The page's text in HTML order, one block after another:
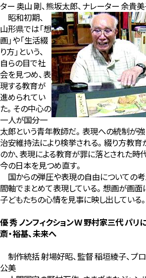
ター 奥山 剛、熊坂太郎、ナレーター 余貴
昭和初期、
山形県では「想
画」や「生活綴
り方」という、
自らの目で社
会を見つめ、表
現する教育が
進められてい
た。その中心の
一人が国分一
太郎という青年教師だ。表現への統制が強
治安維持法により検挙される。綴り方教育
のか、表現による教育が罪に落とされた時
今の日本を見つめ直す。
国からの弾圧や表現の自由についての
間軸でまとめて表現している。想画が画面
子どもたちの心情を見事に映し出している。
優 秀 ノンフィクションＷ 野村家三代 パリ
斎・裕基、未来へ
制作統括 射場好昭、監督 稲垣綾子、プ
公美